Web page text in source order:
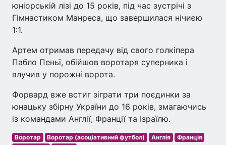
юніорській лізі до 15 років, під час зустрічі з
Гімнастиком Манреса, що завершилася нічиєю
1:1.
Артем отримав передачу від свого голкіпера
Пабло Пеньї, обійшов воротаря суперника і
влучив у порожні ворота.
Форвард вже встиг зіграти три поєдинки за
юнацьку збірну України до 16 років, змагаючись
із командами Англії, Франції та Ізраїлю.
Воротар Воротар (асоціативний футбол) Англія
Франція